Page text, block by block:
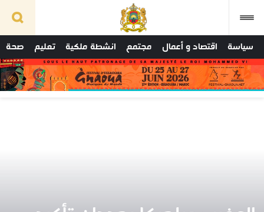
سياسة اقتصاد و أعمال مجتمع انشطة ملكية تعليم صحة